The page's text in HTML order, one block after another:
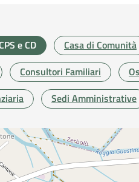
e CD Casa di Comunità
Consultori Familiari
Sedi Amministrative